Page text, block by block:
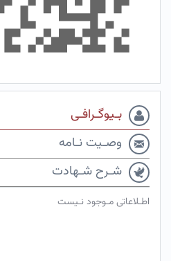
بـیوگـرافـی
وصـیت نـامه
شـرح شـهادت
اطـلاعاتی مـوجود نـیست